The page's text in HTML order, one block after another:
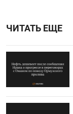
ЧИТАТЬ ЕЩЕ